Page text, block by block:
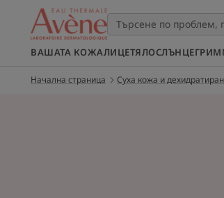
ВАШАТА КОЖАЛИЦЕТЯЛОСЛЪНЦЕГРИМ
Начална страница Суха кожа и